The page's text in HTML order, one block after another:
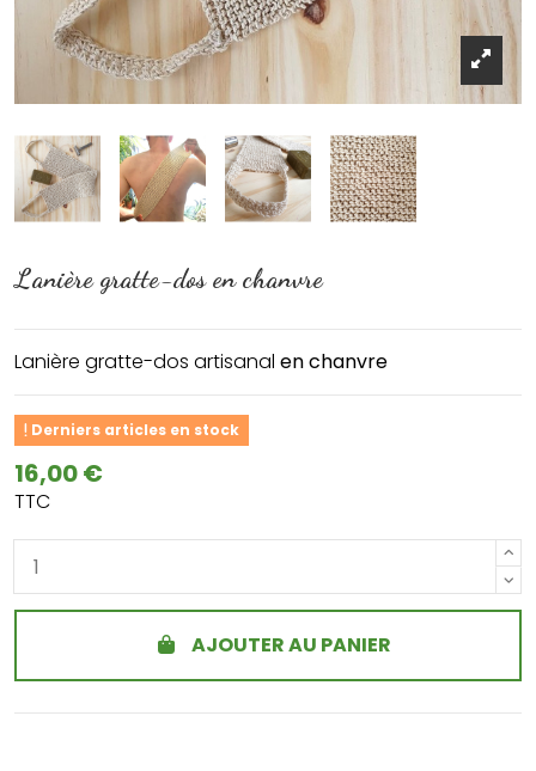
Lanière gratte-dos en chanvre
Lanière gratte-dos artisanal en chanvre
Derniers articles en stock
16,00 €
TTC
AJOUTER AU PANIER